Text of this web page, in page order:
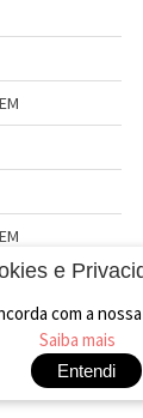
e
com a
Saiba mais
Entendi